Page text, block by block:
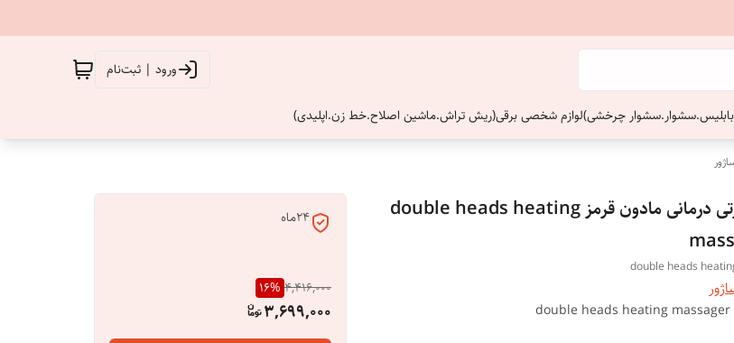
ورود | ثبت‌نام
چرخشی)لوازم شخصی برقی(ریش تراش.ماشین اصلاح.خط زن.اپلیدی)
ماساژور حرارتی درمانی مادون قرمز double heads heating
double heads
double heads heating massager
24ماه
4,416,000
16%
3,699,000